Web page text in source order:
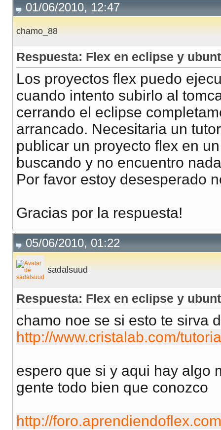
01/06/2010, 12:47
chamo_88
Respuesta: Flex en eclipse y
Los proyectos flex puedo
cuando intento subirlo al
cerrando el eclipse
arrancado. Necesitaria un
publicar un proyecto flex en
buscando y no encuentro
Por favor estoy desesperado
Gracias por la respuesta!
05/06/2010, 01:22
sadalsuud
Respuesta: Flex en eclipse y
chamo noe se si esto te sirva
http://www.cristalab.com/
espero que si y aqui hay algo
gente todo bien que conozco
http://